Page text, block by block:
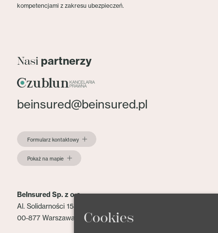
kompetencjami z zakresu ubezpieczeń.
Nasi partnerzy
beinsured@beinsured.pl
Formularz kontaktowy
Pokaż na mapie
BeInsured Sp. z o.o.
Al. Solidarności 153 lok. 2
00-877 Warszawa
Cookies